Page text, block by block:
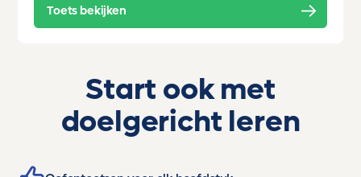
Toets bekijken
Start ook met
doelgericht leren